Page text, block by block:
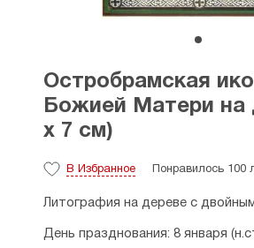
Остробрамская
Божией Матери на
х 7 см)
В Избранное Понравилось 100
Литография на дереве с
День празднования: 8 января